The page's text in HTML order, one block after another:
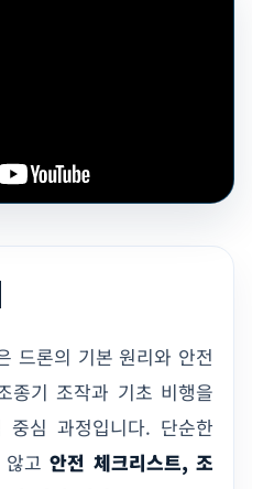
드론의 기본 원리와 안전
종기 조작과 기초 비행을
중심 과정입니다. 단순한
않고안전 체크리스트, 조